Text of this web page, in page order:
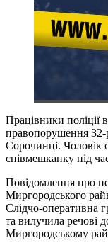
Працівники поліції
правопорушення 32-
Сорочинці. Чоловік
співмешканку під
Повідомлення про
Миргородського
Слідчо-оперативна
та вилучила речові
Миргородському